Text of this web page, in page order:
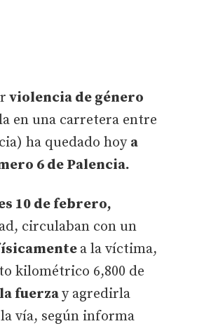
violencia de género
en una carretera entre
ha quedado hoy a
6 de Palencia.
10 de febrero,
circulaban con un
a la víctima,
kilométrico 6,800 de
fuerzay agredirla
vía, según informa